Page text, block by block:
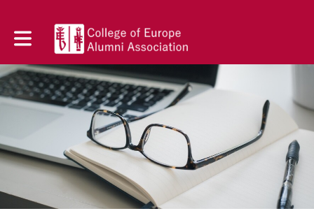
Toggle main navigation